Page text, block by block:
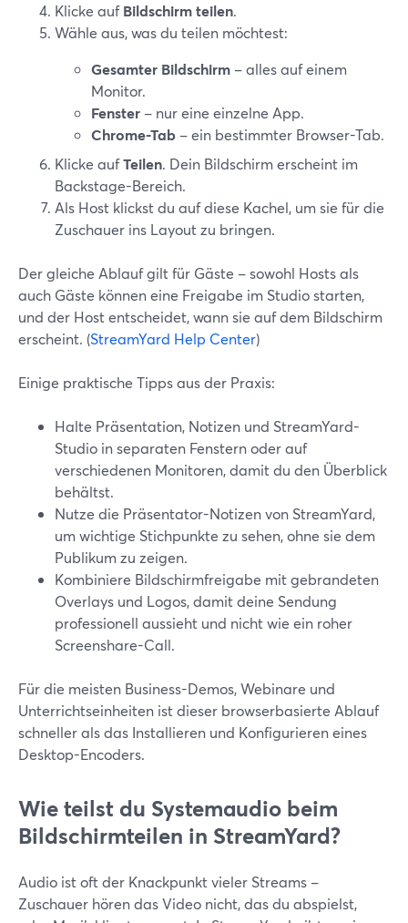
Klicke aufBildschirm teilen.
Wähle aus, was du teilen möchtest:
Gesamter Bildschirm – alles auf einem
Monitor.
Fenster – nur eine einzelne App.
Chrome-Tab – ein bestimmter Browser-Tab.
Klicke aufTeilen. Dein Bildschirm erscheint im
Backstage-Bereich.
Als Host klickst du auf diese Kachel, um sie für die
Zuschauer ins Layout zu bringen.
Der gleiche Ablauf gilt für Gäste – sowohl Hosts als
auch Gäste können eine Freigabe im Studio starten,
und der Host entscheidet, wann sie auf dem Bildschirm
erscheint. (StreamYard Help Center)
Einige praktische Tipps aus der Praxis:
Halte Präsentation, Notizen und StreamYard-
Studio in separaten Fenstern oder auf
verschiedenen Monitoren, damit du den Überblick
behältst.
Nutze die Präsentator-Notizen von StreamYard,
um wichtige Stichpunkte zu sehen, ohne sie dem
Publikum zu zeigen.
Kombiniere Bildschirmfreigabe mit gebrandeten
Overlays und Logos, damit deine Sendung
professionell aussieht und nicht wie ein roher
Screenshare-Call.
Für die meisten Business-Demos, Webinare und
Unterrichtseinheiten ist dieser browserbasierte Ablauf
schneller als das Installieren und Konfigurieren eines
Desktop-Encoders.
Wie teilst du Systemaudio beim
Bildschirmteilen in StreamYard?
Audio ist oft der Knackpunkt vieler Streams –
Zuschauer hören das Video nicht, das du abspielst,